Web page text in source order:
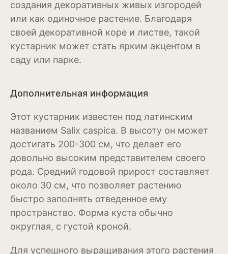
Антуриум
Бегония
Глоксиния
Колеус
Кротон или кодиеум
Орхидея
Сингониум
Спатифиллум
Фикус
Кустарники и деревья
создания декоративных живых изгородей
или как одиночное растение. Благодаря
своей декоративной коре и листве, такой
кустарник может стать ярким акцентом в
саду или парке.
Дополнительная информация
Этот кустарник известен под латинским
названием Salix caspica. В высоту он может
достигать 200-300 см, что делает его
довольно высоким представителем своего
рода. Средний годовой прирост составляет
около 30 см, что позволяет растению
быстро заполнять отведенное ему
пространство. Форма куста обычно
округлая, с густой кроной.
Для успешного выращивания этого растения